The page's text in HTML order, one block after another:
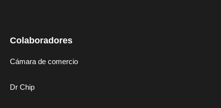
Colaboradores
Cámara de comercio
Dr Chip